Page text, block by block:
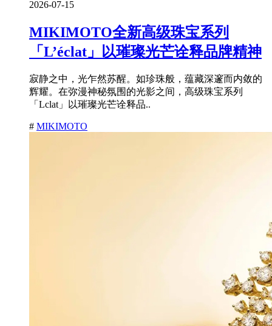
2026-07-15
MIKIMOTO全新高级珠宝系列
「L’éclat」以璀璨光芒诠释品牌精神
寂静之中，光乍然苏醒。如珍珠般，蕴藏深邃而内敛的
辉耀。在弥漫神秘氛围的光影之间，高级珠宝系列
「Lclat」以璀璨光芒诠释品..
# MIKIMOTO